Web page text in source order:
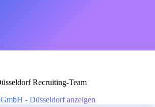
Recruiting-Team
- Düsseldorf anzeigen